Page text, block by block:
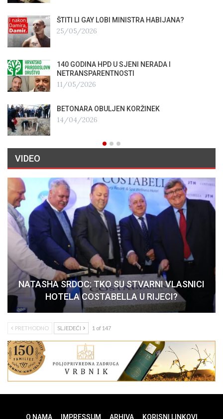
ŠTITI LI GAY LOBI MINISTRA HABIJANA?
25/05/2026
140 GODINA HPD U SJENI NERADA I
NETRANSPARENTNOSTI
11/05/2026
BETONARA OBULJEN KORŽINEK
14/04/2026
VIDEO
NATASHA SRDOC: TKO SU STVARNI VLASNICI
HOTELA COSTABELLA U RIJECI?
PRETHODNO SLJEDEĆI 1 of 147
O NAMA IMPRESSUM ARHIVA KORISNI LINKOVI